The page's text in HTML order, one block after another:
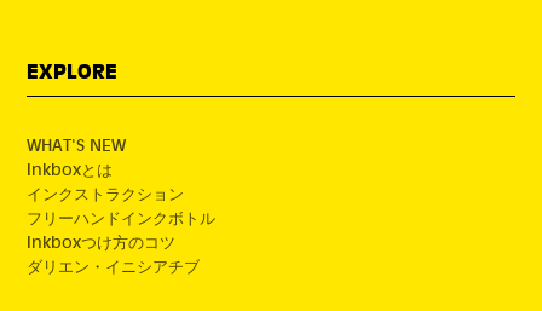
EXPLORE
WHAT'S NEW
Inkboxとは
インクストラクション
フリーハンドインクボトル
Inkboxつけ方のコツ
ダリエン・イニシアチブ